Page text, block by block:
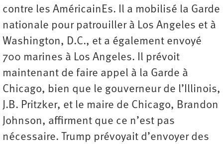
contre les AméricainEs. Il a mobilisé la Garde
nationale pour patrouiller à Los Angeles et à
Washington, D.C., et a également envoyé
700 marines à Los Angeles. Il prévoit
maintenant de faire appel à la Garde à
Chicago, bien que le gouverneur de l’Illinois,
J.B. Pritzker, et le maire de Chicago, Brandon
Johnson, affirment que ce n’est pas
nécessaire. Trump prévoyait d’envoyer des